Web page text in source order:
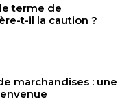
terme de
t-il la caution ?
marchandises : une